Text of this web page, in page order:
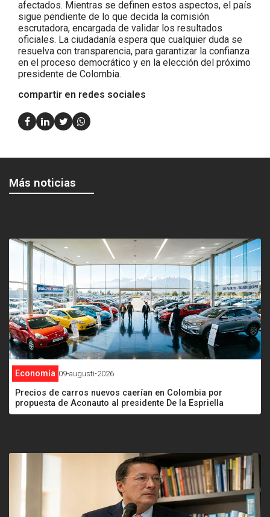
afectados. Mientras se definen estos aspectos, el país
sigue pendiente de lo que decida la comisión
escrutadora, encargada de validar los resultados
oficiales. La ciudadanía espera que cualquier duda se
resuelva con transparencia, para garantizar la confianza
en el proceso democrático y en la elección del próximo
presidente de Colombia.
compartir en redes sociales
Más noticias
Economía 09-augusti-2026
Precios de carros nuevos caerían en Colombia por
propuesta de Aconauto al presidente De la Espriella